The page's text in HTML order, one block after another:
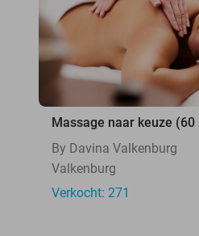
Massage naar keuze (60
By Davina Valkenburg
Valkenburg
Verkocht: 271